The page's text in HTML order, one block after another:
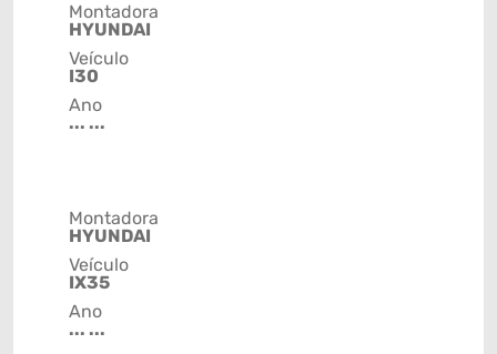
Montadora
HYUNDAI
Veículo
I30
Ano
... ...
Montadora
HYUNDAI
Veículo
IX35
Ano
... ...